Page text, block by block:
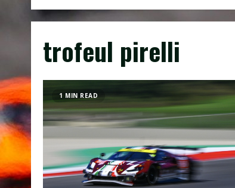
trofeul pirelli
1 MIN READ